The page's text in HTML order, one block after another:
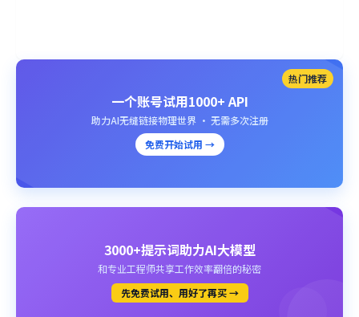
热门推荐
一个账号试用1000+ API
助力AI无缝链接物理世界 · 无需多次注册
免费开始试用 →
3000+提示词助力AI大模型
和专业工程师共享工作效率翻倍的秘密
先免费试用、用好了再买 →